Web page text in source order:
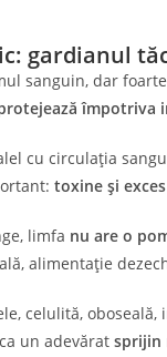
gardianul
sanguin, dar
împotriva
cu circulația
toxine și
limfa nu are o
alimentație
celulită, oboseală,
un adevărat sprijin